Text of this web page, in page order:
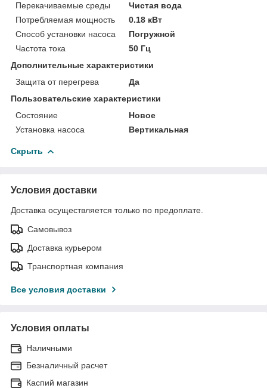
Перекачиваемые среды
Чистая вода
Потребляемая мощность
0.18 кВт
Способ установки насоса
Погружной
Частота тока
50 Гц
Дополнительные характеристики
Защита от перегрева
Да
Пользовательские характеристики
Состояние
Новое
Установка насоса
Вертикальная
Скрыть
Условия доставки
Доставка осуществляется только по предоплате.
Самовывоз
Доставка курьером
Транспортная компания
Все условия доставки
Условия оплаты
Наличными
Безналичный расчет
Каспий магазин